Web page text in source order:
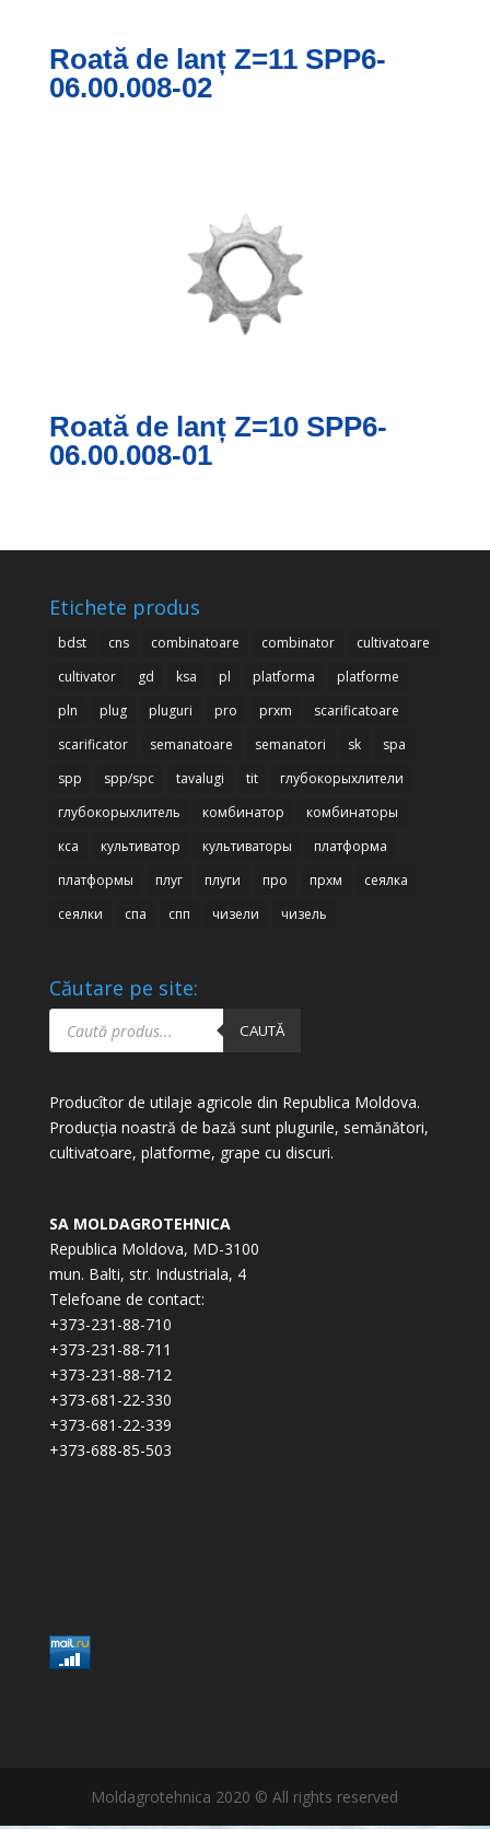
Roată de lanț Z=11 SPP6-
06.00.008-02
Roată de lanț Z=10 SPP6-
06.00.008-01
Etichete produs
bdst cns combinatoare combinator
cultivatoare
cultivator
gd ksa pl platforma
platforme
pln
plug pluguri pro prxm
scarificatoare
scarificator
semanatoare semanatori sk
spa
spp
spp/spc tavalugi tit
глубокорыхлители
глубокорыхлитель
комбинатор
комбинаторы
кса
культиватор культиваторы
платформа
платформы
плуг плуги про прхм
сеялка
сеялки
спа спп чизели чизель
Căutare pe site:
Products
search CAUTĂ
Producîtor de utilaje agricole din Republica Moldova.
Producția noastră de bază sunt plugurile, semănători,
cultivatoare, platforme, grape cu discuri.
SA MOLDAGROTEHNICA
Republica Moldova, MD-3100
mun. Balti, str. Industriala, 4
Telefoane de contact:
+373-231-88-710
+373-231-88-711
+373-231-88-712
+373-681-22-330
+373-681-22-339
+373-688-85-503
Moldagrotehnica 2020 © All rights reserved